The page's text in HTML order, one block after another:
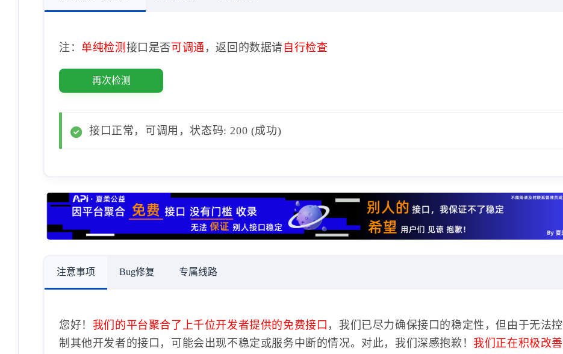
注： 单纯检测 接口是否可调通 ，返回的数据请 自行检查
再次检测
接口正常，可调用，状态码: 200 (成功)
注意事项 Bug修复 专属线路
您好！ 我们的平台聚合了上千位开发者提供的免费接口 ，我们已尽力确保接口的稳定性，但由于无法控
制其他开发者的接口，可能会出现不稳定或服务中断的情况。对此，我们深感抱歉！ 我们正在积极改善